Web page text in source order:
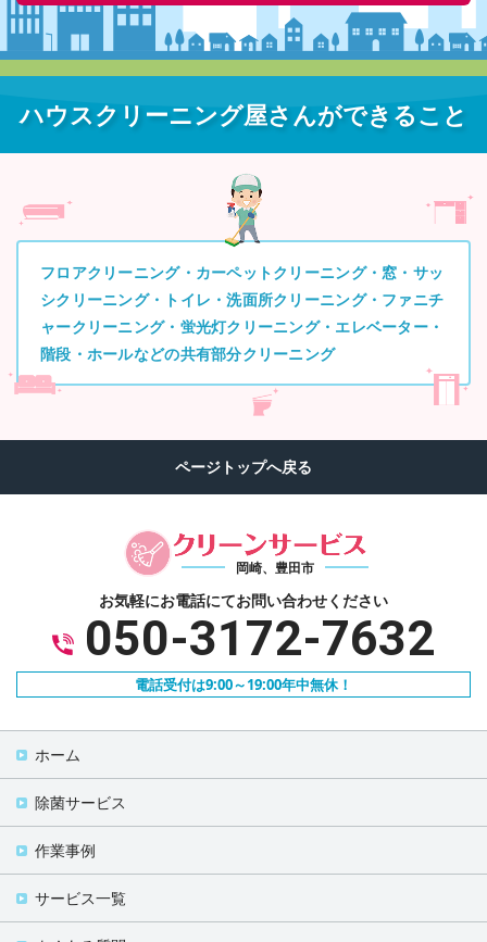
ハウスクリーニング屋さんができること
フロアクリーニング・カーペットクリーニング・窓・サッ
シクリーニング・トイレ・洗面所クリーニング・ファニチ
ャークリーニング・蛍光灯クリーニング・エレベーター・
階段・ホールなどの共有部分クリーニング
岡崎、豊田市
お気軽にお電話にてお問い合わせください
050-3172-7632
電話受付は9:00～19:00年中無休！
ホーム
除菌サービス
作業事例
サービス一覧